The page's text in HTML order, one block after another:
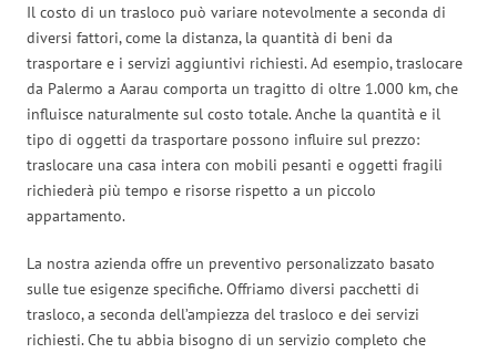
Il costo di un trasloco può variare notevolmente a seconda di
diversi fattori, come la distanza, la quantità di beni da
trasportare e i servizi aggiuntivi richiesti. Ad esempio, traslocare
da Palermo a Aarau comporta un tragitto di oltre 1.000 km, che
influisce naturalmente sul costo totale. Anche la quantità e il
tipo di oggetti da trasportare possono influire sul prezzo:
traslocare una casa intera con mobili pesanti e oggetti fragili
richiederà più tempo e risorse rispetto a un piccolo
appartamento.
La nostra azienda offre un preventivo personalizzato basato
sulle tue esigenze specifiche. Offriamo diversi pacchetti di
trasloco, a seconda dell’ampiezza del trasloco e dei servizi
richiesti. Che tu abbia bisogno di un servizio completo che